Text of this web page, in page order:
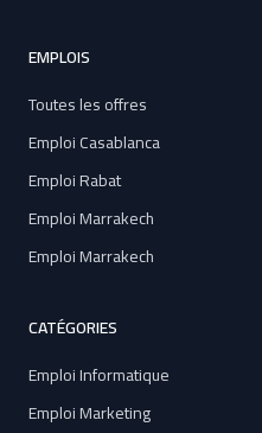
EMPLOIS
Toutes les offres
Emploi Casablanca
Emploi Rabat
Emploi Marrakech
Emploi Marrakech
CATÉGORIES
Emploi Informatique
Emploi Marketing